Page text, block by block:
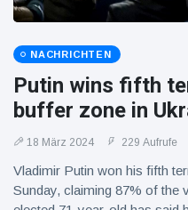
NACHRICHTEN
Putin wins fifth
buffer zone in
18 März 2024 229 Aufrufe
Vladimir Putin won his fifth
Sunday, claiming 87% of the